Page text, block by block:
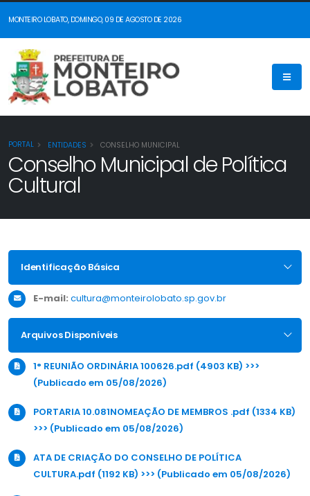
MONTEIRO LOBATO, DOMINGO, 09 DE AGOSTO DE 2026
PORTAL ENTIDADES CONSELHO MUNICIPAL
Conselho Municipal de Política
Cultural
Identificação Básica
E-mail: cultura@monteirolobato.sp.gov.br
Arquivos Disponíveis
1° REUNIÃO ORDINÁRIA 100626.pdf (4903 KB) >>>
(Publicado em 05/08/2026)
PORTARIA 10.081NOMEAÇÃO DE MEMBROS .pdf (1334 KB)
>>> (Publicado em 05/08/2026)
ATA DE CRIAÇÃO DO CONSELHO DE POLÍTICA
CULTURA.pdf (1192 KB) >>> (Publicado em 05/08/2026)